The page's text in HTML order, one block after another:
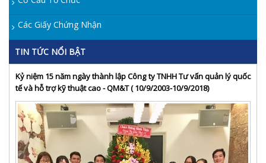
Các Giấy Chứng Nhận
TIN TỨC NỔI BẬT
Kỷ niệm 15 năm ngày thành lập Công ty TNHH Tư vấn quản lý quốc
tế và hỗ trợ kỹ thuật cao - QM&T ( 10/9/2003-10/9/2018)